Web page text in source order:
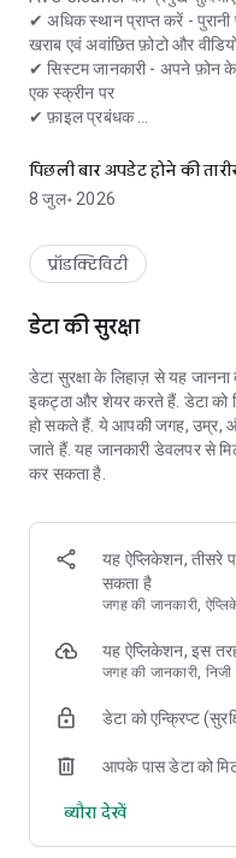
✔अधिक स्थान प्राप्त करें -
खराब एवं अवांछित फ़ोटो और
✔सिस्टम जानकारी- अपने फ़ोन के
एक स्क्रीन पर
✔फ़ाइल प्रबंधक
AVG Cleaner एक ऐसा स्मार्ट
Cleaner: उन्नत ऐप रिमूवर और
► ऐप विश्लेषक: AVG Cleaner
बैटरी का उपयोग करते हैं, मोबाइल
► आसानी से
विश्लेषण करें
Cleaner: फ़ोटो विश्लेषक:
► खराब गुणवत्ता वाले या डुप्लिकेट
यह तय करने में मदद करती है कि
► बटन को एक बार टैप करके
► बस एक टैप से डिवाइस स्कैन
ऐप्स, फ़ोटो और अपनी पसंद की
शर्तों द्वारा नियंत्रित है: http://
पिछली बार अपडेट होने की
8 जुल॰ 2026
प्रॉडक्टिविटी
डेटा की सुरक्षा
डेटा सुरक्षा के लिहाज़ से यह
इकट्ठा और शेयर करते हैं. डेटा
हो सकते हैं. ये आपकी जगह, उम्र,
जाते हैं. यह जानकारी डेवलपर से
कर सकता है.
यह ऐप्लिकेशन, तीसरे
सकता है
जगह की जानकारी,
यह ऐप्लिकेशन, इस
जगह की जानकारी,
डेटा को एन्क्रिप्ट
आपके पास डेटा को
ब्यौरा देखें